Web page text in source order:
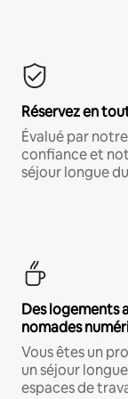
Réservez en
Évalué par
confiance et
séjour longue
Des logements
nomades
Vous êtes un
un séjour
espaces de